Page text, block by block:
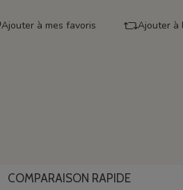
Ajouter à mes favoris Ajouter à
COMPARAISON RAPIDE